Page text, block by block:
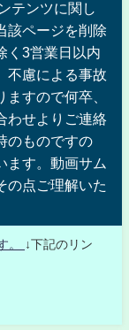
テンツに関し
該ページを削除
く3営業日以内
不慮による事故
すので何卒、
わせよりご連絡
のものですの
ます。動画サム
の点ご理解いた
。
↓下記のリン